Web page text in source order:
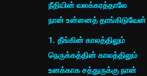
நீதியின் வலக்கரத்தாலே
நான் உன்னைத் தாங்கிடுவேன்
1. தீங்கின் காலத்திலும்
நெருக்கத்தின் காலத்திலும்
உனக்காக சத்துருக்கு நான்